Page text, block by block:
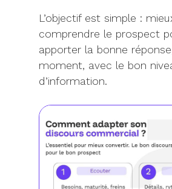
L’objectif est simple :
comprendre le prospect
apporter la bonne
moment, avec le bon
d’information.